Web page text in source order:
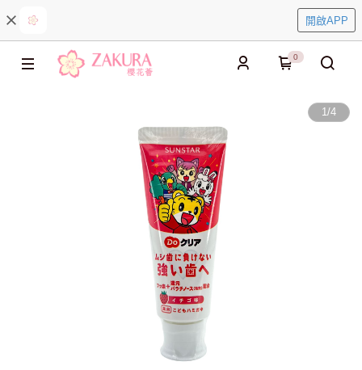
開啟APP
0
1/4